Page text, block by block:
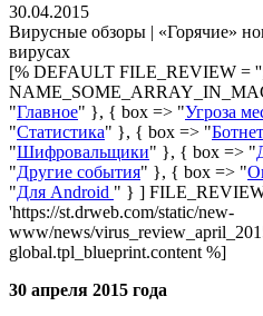
30.04.2015
Вирусные обзоры | «Горячие»
вирусах
[% DEFAULT FILE_REVIEW =
"Главное" }, { box => "Угроза
"Статистика" }, { box => "
"Шифровальщики" }, { box => "
"Другие события" }, { box => "
"Для Android " } ]
'https://st.drweb.com/static/new-
www/news/
global.tpl_blueprint.content %]
30 апреля 2015 года